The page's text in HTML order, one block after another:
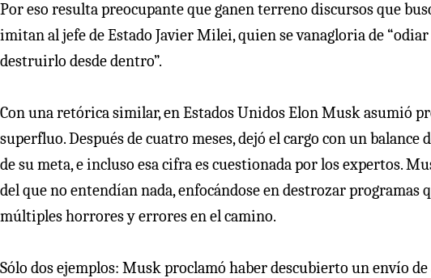
Por eso resulta preocupante que ganen terreno discursos que
imitan al jefe de Estado Javier Milei, quien se vanagloria de
destruirlo desde dentro”.
Con una retórica similar, en Estados Unidos Elon Musk asumió
superfluo. Después de cuatro meses, dejó el cargo con un balance
de su meta, e incluso esa cifra es cuestionada por los expertos.
del que no entendían nada, enfocándose en destrozar
múltiples horrores y errores en el camino.
Sólo dos ejemplos: Musk proclamó haber descubierto un envío